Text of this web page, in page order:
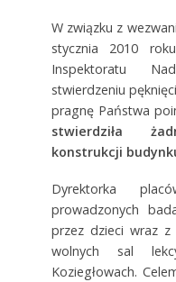
W związku z
stycznia 2010
Inspektoratu
stwierdzeniu
pragnę Państwa
stwierdziła
konstrukcji
Dyrektorka
prowadzonych
przez dzieci wraz
wolnych sal
Koziegłowach.